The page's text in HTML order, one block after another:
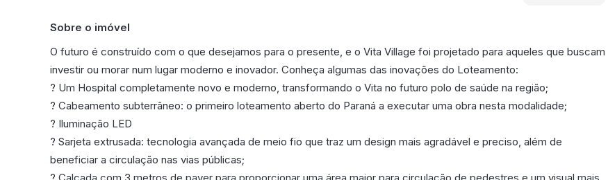
Sobre o imóvel
O futuro é construído com o que desejamos para o presente, e o Vita Village foi projetado para aqueles que buscam
investir ou morar num lugar moderno e inovador. Conheça algumas das inovações do Loteamento:
? Um Hospital completamente novo e moderno, transformando o Vita no futuro polo de saúde na região;
? Cabeamento subterrâneo: o primeiro loteamento aberto do Paraná a executar uma obra nesta modalidade;
? Iluminação LED
? Sarjeta extrusada: tecnologia avançada de meio fio que traz um design mais agradável e preciso, além de
beneficiar a circulação nas vias públicas;